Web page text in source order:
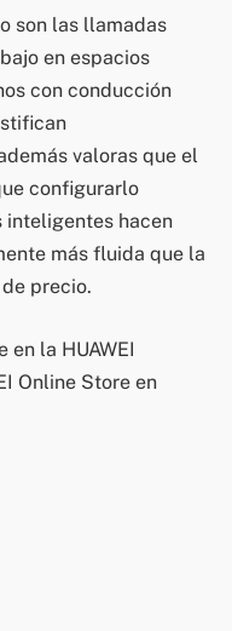
son las llamadas
en espacios
con conducción
valoras que el
configurarlo
inteligentes hacen
más fluida que la
precio.
la HUAWEI
Online Store en